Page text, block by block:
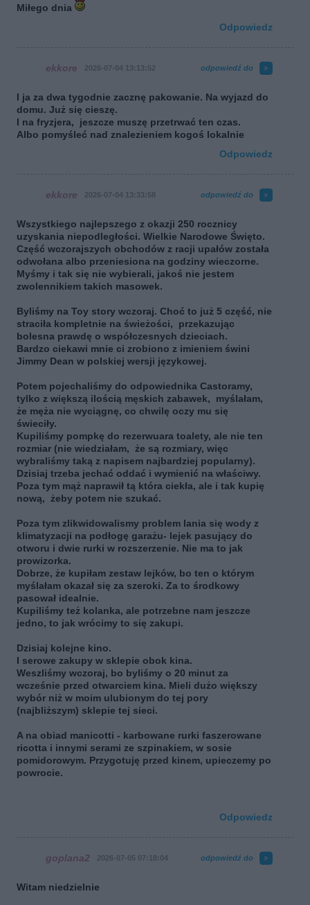
Miłego dnia
Odpowiedz
ekkore 2026-07-04 13:13:52 odpowiedź do
I ja za dwa tygodnie zacznę pakowanie. Na wyjazd do
domu. Już się cieszę.
I na fryzjera, jeszcze muszę przetrwać ten czas.
Albo pomyśleć nad znalezieniem kogoś lokalnie
Odpowiedz
ekkore 2026-07-04 13:33:58 odpowiedź do
Wszystkiego najlepszego z okazji 250 rocznicy
uzyskania niepodległości. Wielkie Narodowe Święto.
Część wczorajszych obchodów z racji upałów została
odwołana albo przeniesiona na godziny wieczorne.
Myśmy i tak się nie wybierali, jakoś nie jestem
zwolennikiem takich masowek.
Byliśmy na Toy story wczoraj. Choć to już 5 część, nie
straciła kompletnie na świeżości, przekazując
bolesna prawdę o współczesnych dzieciach.
Bardzo ciekawi mnie ci zrobiono z imieniem świni
Jimmy Dean w polskiej wersji językowej.
Potem pojechaliśmy do odpowiednika Castoramy,
tylko z większą ilością męskich zabawek, myślałam,
że męża nie wyciągnę, co chwilę oczy mu się
świeciły.
Kupiliśmy pompkę do rezerwuara toalety, ale nie ten
rozmiar (nie wiedziałam, że są rozmiary, więc
wybraliśmy taką z napisem najbardziej popularny).
Dzisiaj trzeba jechać oddać i wymienić na właściwy.
Poza tym mąż naprawił tą która ciekła, ale i tak kupię
nową, żeby potem nie szukać.
Poza tym zlikwidowalismy problem lania się wody z
klimatyzacji na podłogę garażu- lejek pasujący do
otworu i dwie rurki w rozszerzenie. Nie ma to jak
prowizorka.
Dobrze, że kupiłam zestaw lejków, bo ten o którym
myślałam okazał się za szeroki. Za to środkowy
pasował idealnie.
Kupiliśmy też kolanka, ale potrzebne nam jeszcze
jedno, to jak wrócimy to się zakupi.
Dzisiaj kolejne kino.
I serowe zakupy w sklepie obok kina.
Weszliśmy wczoraj, bo byliśmy o 20 minut za
wcześnie przed otwarciem kina. Mieli dużo większy
wybór niż w moim ulubionym do tej pory
(najbliższym) sklepie tej sieci.
A na obiad manicotti - karbowane rurki faszerowane
ricotta i innymi serami ze szpinakiem, w sosie
pomidorowym. Przygotuję przed kinem, upieczemy po
powrocie.
Odpowiedz
goplana2 2026-07-05 07:18:04 odpowiedź do
Witam niedzielnie